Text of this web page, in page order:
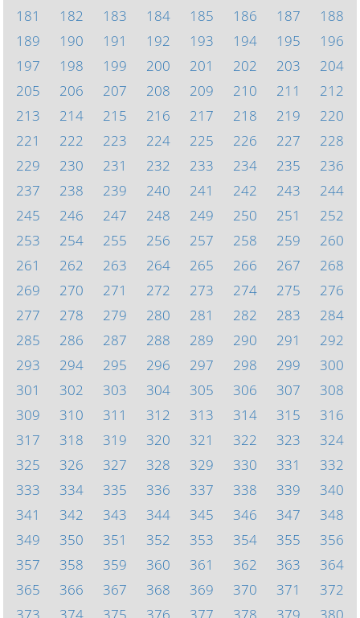
181
182 183 184 185 186 187
188
189
190 191 192 193 194 195
196
197
198 199 200 201 202 203
204
205
206 207 208 209 210 211
212
213
214 215 216 217 218 219
220
221
222 223 224 225 226 227
228
229
230 231 232 233 234 235
236
237
238 239 240 241 242 243
244
245
246 247 248 249 250 251
252
253
254 255 256 257 258 259
260
261
262 263 264 265 266 267
268
269
270 271 272 273 274 275
276
277
278 279 280 281 282 283
284
285
286 287 288 289 290 291
292
293
294 295 296 297 298 299
300
301
302 303 304 305 306 307
308
309
310 311 312 313 314 315
316
317
318 319 320 321 322 323
324
325
326 327 328 329 330 331
332
333
334 335 336 337 338 339
340
341
342 343 344 345 346 347
348
349
350 351 352 353 354 355
356
357
358 359 360 361 362 363
364
365
366 367 368 369 370 371
372